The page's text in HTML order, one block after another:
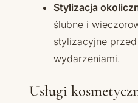
Stylizacja
ślubne i
stylizacyjne
wydarzeniami.
Usługi